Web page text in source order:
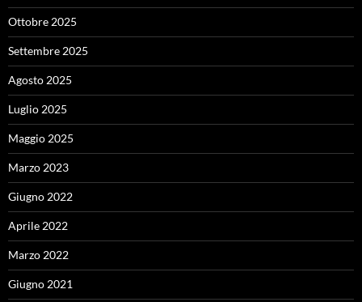
Ottobre 2025
Settembre 2025
Agosto 2025
Luglio 2025
Maggio 2025
Marzo 2023
Giugno 2022
Aprile 2022
Marzo 2022
Giugno 2021